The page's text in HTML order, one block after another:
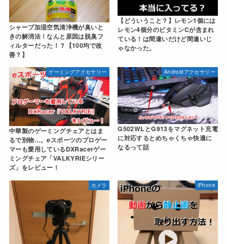
シャープ加湿空気清浄機が臭いと
きの解消法！なんと原因は脱臭フ
ィルターだった！？【100均で改
善？】
【どういうこと？】レモン1個には
レモン4個分のビタミンCが含まれ
ている！は間違いだけど間違いじ
ゃなかった。
ゲーミングアクセサリー
中華製のゲーミングチェアとはま
るで別物…。eスポーツのプロゲー
マーも愛用しているDXRacerゲー
ミングチェア「VALKYRIEシリー
ズ」をレビュー！
Androidアクセサリー
G502WLとG913をマグネット充電
に対応するとめちゃくちゃ快適に
なるって話
カメラ iPhone